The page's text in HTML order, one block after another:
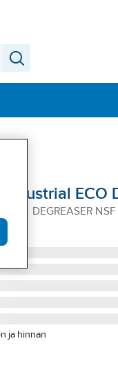
Industrial ECO
ECO DEGREASER NSF
ja hinnan